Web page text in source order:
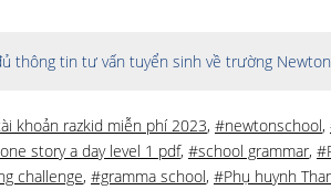
thông tin tư vấn tuyển sinh về trường Newton
khoản razkid miễn phí 2023, #newtonschool,
story a day level 1 pdf, #school grammar,
challenge, #gramma school, #Phụ huynh